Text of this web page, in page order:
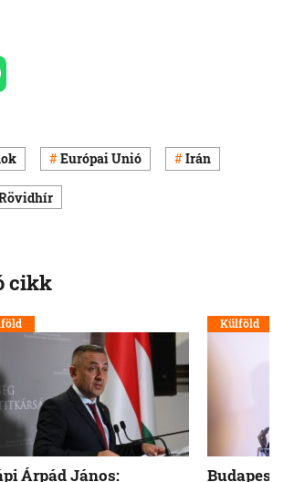
Európai Unió Irán
cikk
Árpád János:
Külföld
Budapest